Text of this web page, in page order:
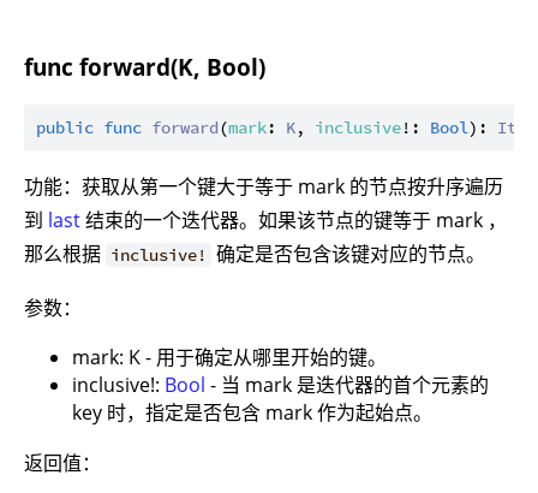
func forward(K, Bool)
public func forward(mark: K, inclusive!: Bool):
功能：获取从第一个键大于等于 mark 的节点按升序遍历
到 last结束的一个迭代器。如果该节点的键等于 mark ，
那么根据 inclusive! 确定是否包含该键对应的节点。
参数：
mark: K - 用于确定从哪里开始的键。
inclusive!: Bool - 当 mark 是迭代器的首个元素的
key 时，指定是否包含 mark 作为起始点。
返回值：